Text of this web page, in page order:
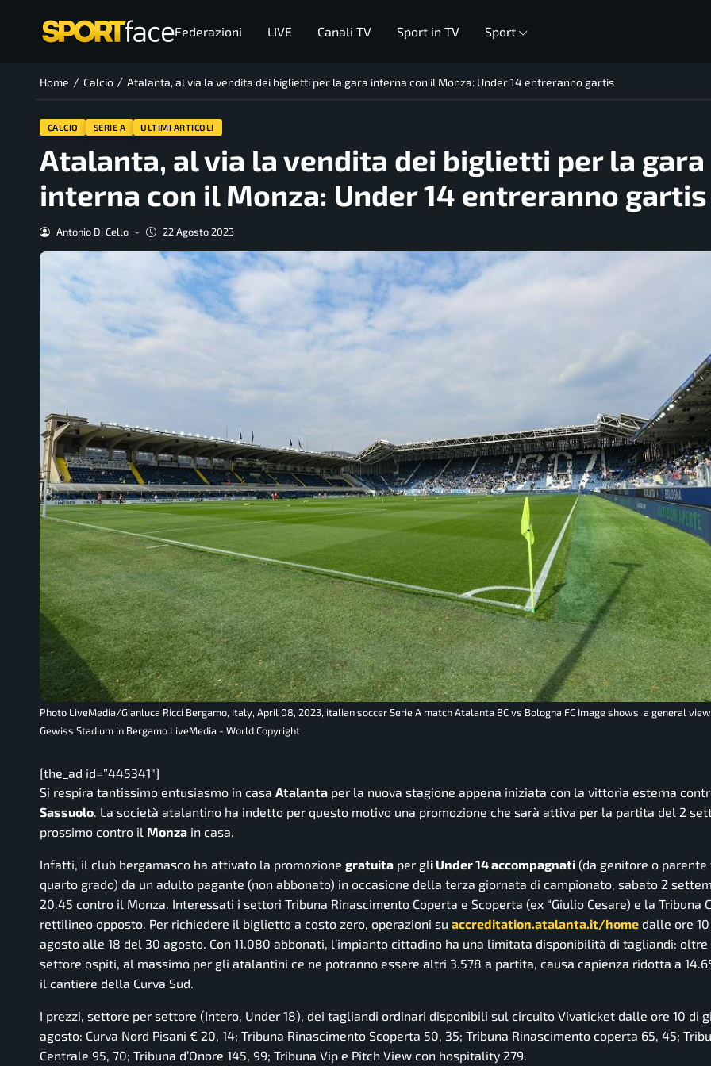
Federazioni LIVE Canali TV Sport in TV Sport
Home / Calcio / Atalanta, al via la vendita dei biglietti per la gara interna con il Monza: Under 14 entreranno gartis
CALCIO SERIE A ULTIMI ARTICOLI
Atalanta, al via la vendita dei biglietti per la gara
interna con il Monza: Under 14 entreranno gartis
Antonio Di Cello - 22 Agosto 2023
Photo LiveMedia/Gianluca Ricci Bergamo, Italy, April 08, 2023, italian soccer Serie A match Atalanta BC vs Bologna FC Image shows: a general
Gewiss Stadium in Bergamo LiveMedia - World Copyright
[the_ad id=”445341″]
Si respira tantissimo entusiasmo in casa Atalanta per la nuova stagione appena iniziata con la vittoria esterna
Sassuolo. La società atalantino ha indetto per questo motivo una promozione che sarà attiva per la partita del 2
prossimo contro il Monza in casa.
Infatti, il club bergamasco ha attivato la promozione gratuita per gli Under 14 accompagnati (da genitore o parente
quarto grado) da un adulto pagante (non abbonato) in occasione della terza giornata di campionato, sabato 2
20.45 contro il Monza. Interessati i settori Tribuna Rinascimento Coperta e Scoperta (ex “Giulio Cesare) e la Tribuna
rettilineo opposto. Per richiedere il biglietto a costo zero, operazioni su accreditation.atalanta.it/home dalle ore
agosto alle 18 del 30 agosto. Con 11.080 abbonati, l’impianto cittadino ha una limitata disponibilità di tagliandi: oltre
settore ospiti, al massimo per gli atalantini ce ne potranno essere altri 3.578 a partita, causa capienza ridotta a
il cantiere della Curva Sud.
I prezzi, settore per settore (Intero, Under 18), dei tagliandi ordinari disponibili sul circuito Vivaticket dalle ore 10 di
agosto: Curva Nord Pisani € 20, 14; Tribuna Rinascimento Scoperta 50, 35; Tribuna Rinascimento coperta 65, 45;
Centrale 95, 70; Tribuna d’Onore 145, 99; Tribuna Vip e Pitch View con hospitality 279.